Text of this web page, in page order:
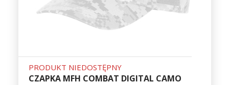
PRODUKT NIEDOSTĘPNY
CZAPKA MFH COMBAT DIGITAL CAMO